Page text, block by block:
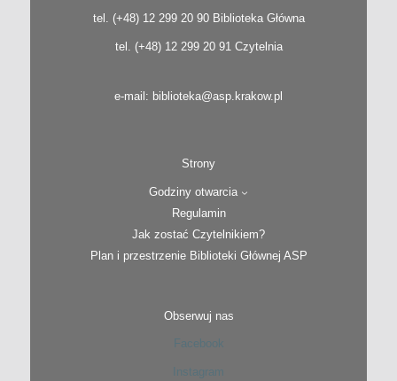
tel. (+48) 12 299 20 90 Biblioteka Główna
tel. (+48) 12 299 20 91 Czytelnia
e-mail: biblioteka@asp.krakow.pl
Strony
Godziny otwarcia
Regulamin
Jak zostać Czytelnikiem?
Plan i przestrzenie Biblioteki Głównej ASP
Obserwuj nas
Facebook
Instagram